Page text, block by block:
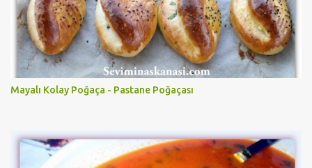
Mayalı Kolay Poğaça - Pastane Poğaçası